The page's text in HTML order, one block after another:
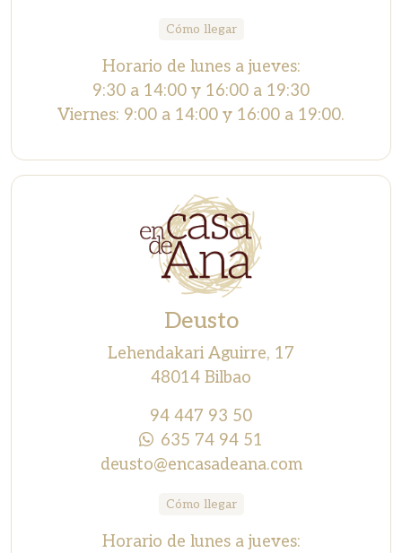
Cómo llegar
Horario de lunes a jueves:
9:30 a 14:00 y 16:00 a 19:30
Viernes: 9:00 a 14:00 y 16:00 a 19:00.
Deusto
Lehendakari Aguirre, 17
48014 Bilbao
94 447 93 50
635 74 94 51
deusto@encasadeana.com
Cómo llegar
Horario de lunes a jueves: